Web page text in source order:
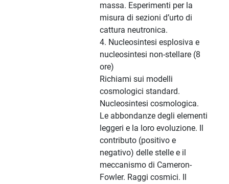
massa. Esperimenti per la
misura di sezioni d’urto di
cattura neutronica.
4. Nucleosintesi esplosiva e
nucleosintesi non-stellare (8
ore)
Richiami sui modelli
cosmologici standard.
Nucleosintesi cosmologica.
Le abbondanze degli elementi
leggeri e la loro evoluzione. Il
contributo (positivo e
negativo) delle stelle e il
meccanismo di Cameron-
Fowler. Raggi cosmici. Il